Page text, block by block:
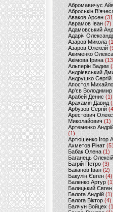
Абромавичус
Аброськін
Аваков Арсен
Аврамов Іван (7)
Адамовський
Адаріч
Азаров Микола
Азаров Олексій
Акименко
Акімова Ірина
Альперін Вадим
Андрієвський
Андрушко Сергій
Апостол Михайло
Ар'єв Володимир
Арабей Денис(1)
Арахамія Давид
Арбузов Сергій
Арестович
Миколайович(1)
Артеменко
(1)
Артюшенко Ігор
Ахметов Рінат
Бабак Олена(1)
Баганець Олексій
Багрій Петро (3)
Баканов Іван(2)
Бакулін Євген (4)
Баленко Артур
Балицький Євген
Балога Андрій (1)
Балога Віктор (4)
Балчун Войцех